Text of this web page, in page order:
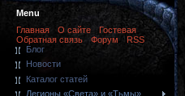
Menu
Главная
О сайте
Гостевая
Обратная связь
Форум
RSS
Блог
Новости
Каталог статей
Легионы «Света» и «Тьмы»